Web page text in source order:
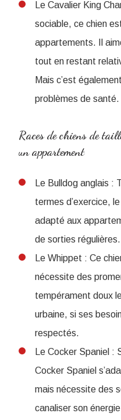
Le Cavalier King
sociable, ce chien
appartements. Il
tout en restant
Mais c’est
problèmes de santé.
Races de chiens de
un appartement
Le Bulldog anglais :
termes d’exercice,
adapté aux
de sorties régulières.
Le Whippet : Ce
nécessite des
tempérament doux
urbaine, si ses
respectés.
Le Cocker Spaniel
Cocker Spaniel
mais nécessite des
canaliser son